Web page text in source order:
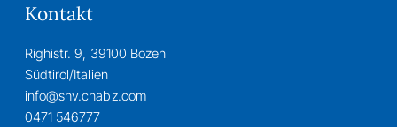
Kontakt
Righistr. 9, 39100 Bozen
Südtirol/Italien
info@shv.cnabz.com
0471 546777